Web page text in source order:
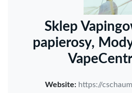
Sklep
papierosy,
Website: https://